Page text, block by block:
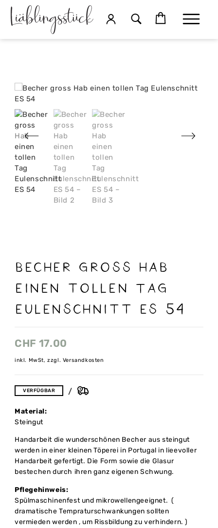
Becher gross Hab
einen tollen Tag
Eulenschnitt ES 54
CHF 17.00
inkl. MwSt, zzgl. Versandkosten
VERFÜGBAR
Material:
Steingut
Handarbeit die wunderschönen Becher aus steingut
werden in einer kleinen Töperei in Portugal in lieevoller
Handarbeit gefertigt. Die Form sowie die Glasur
bestechen durch ihren ganz eigenen Schwung.
Pflegehinweis:
Spülmaschinenfest und mikrowellengeeignet. (
dramatische Tempraturschwankungen sollten
vermieden werden , um Rissbildung zu verhindern. )